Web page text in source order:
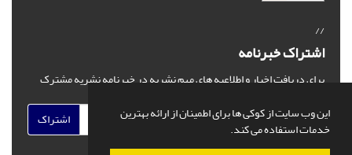
این وب سایت از کوکی ها برای اطمینان از ارائه بهترین
خدمات استفاده می کند.
//
اشتراک خبرنامه
برای دریافت اخبار و اطلاعیه های مهم نشریه در خبرنامه نشریه مشترک
اشتراک